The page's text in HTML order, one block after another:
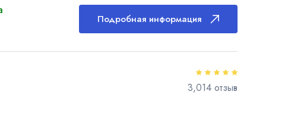
Подробная информация
3,014 отзыв